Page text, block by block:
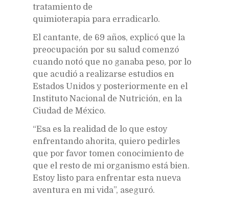
tratamiento de
quimioterapia para erradicarlo.
El cantante, de 69 años, explicó que la
preocupación por su salud comenzó
cuando notó que no ganaba peso, por lo
que acudió a realizarse estudios en
Estados Unidos y posteriormente en el
Instituto Nacional de Nutrición, en la
Ciudad de México.
“Esa es la realidad de lo que estoy
enfrentando ahorita, quiero pedirles
que por favor tomen conocimiento de
que el resto de mi organismo está bien.
Estoy listo para enfrentar esta nueva
aventura en mi vida”, aseguró.